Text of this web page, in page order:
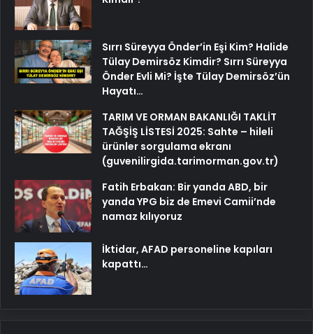
Sırrı Süreyya Önder’in Eşi Kim? Halide
Tülay Demirsöz Kimdir? Sırrı Süreyya
Önder Evli Mi? İşte Tülay Demirsöz’ün
Hayatı…
TARIM VE ORMAN BAKANLIĞI TAKLİT
TAĞŞİŞ LİSTESİ 2025: Sahte – hileli
ürünler sorgulama ekranı
(guvenilirgida.tarimorman.gov.tr)
Fatih Erbakan: Bir yanda ABD, bir
yanda YPG biz de Emevi Camii’nde
namaz kılıyoruz
İktidar, AFAD personeline kapıları
kapattı…